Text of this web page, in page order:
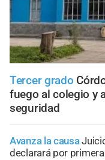
Tercer grado
fuego al colegio y
seguridad
Avanza la causa
declarará por